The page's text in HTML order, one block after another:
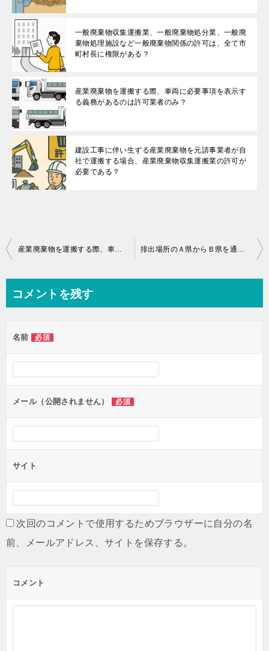
一般廃棄物収集運搬業、一般廃棄物処分業、一般廃
棄物処理施設など一般廃棄物関係の許可は、全て市
町村長に権限がある？
産業廃棄物を運搬する際、車両に必要事項を表示す
る義務があるのは許可業者のみ？
建設工事に伴い生ずる産業廃棄物を元請事業者が自
社で運搬する場合、産業廃棄物収集運搬業の許可が
必要である？
投
ビ
ー
シ
ョ
ン
コメントを残す
名前 必須
メール（公開されません） 必須
サイト
次回のコメントで使用するためブラウザーに自分の名
前、メールアドレス、サイトを保存する。
コメント